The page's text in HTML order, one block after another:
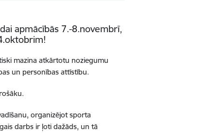
apmācībās 7.-8.novembrī,
mazina atkārtotu noziegumu
un personības attīstību.
organizējot sporta
darbs ir ļoti dažāds, un tā